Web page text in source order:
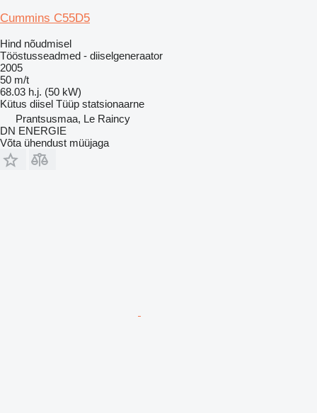
Cummins C55D5
Hind nõudmisel
Tööstusseadmed - diiselgeneraator
2005
50 m/t
68.03 h.j. (50 kW)
Kütus diisel Tüüp statsionaarne
Prantsusmaa, Le Raincy
DN ENERGIE
Võta ühendust müüjaga